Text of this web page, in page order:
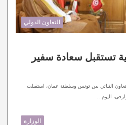
التعاون الدولي
تستقبل سعادة سفير
الثنائي بين تونس وسلطنة عمان، استقبلت
اليوم…
الوزارة